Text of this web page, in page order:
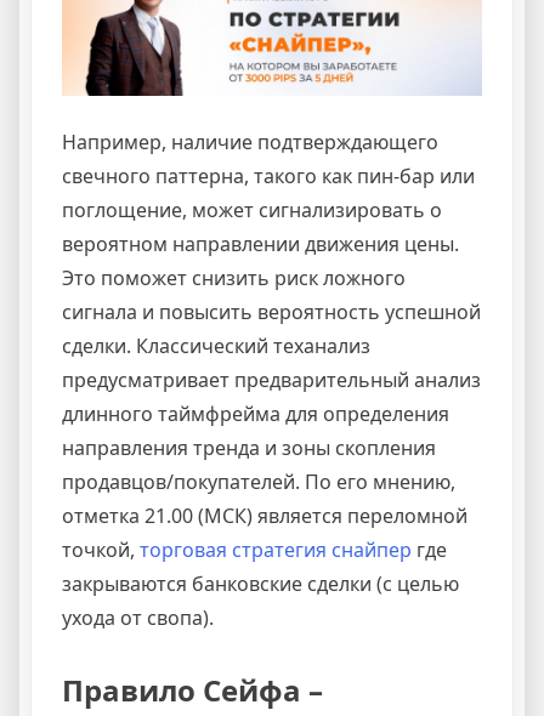
Например, наличие подтверждающего
свечного паттерна, такого как пин-бар или
поглощение, может сигнализировать о
вероятном направлении движения цены.
Это поможет снизить риск ложного
сигнала и повысить вероятность успешной
сделки. Классический теханализ
предусматривает предварительный анализ
длинного таймфрейма для определения
направления тренда и зоны скопления
продавцов/покупателей. По его мнению,
отметка 21.00 (МСК) является переломной
точкой, торговая стратегия снайпер где
закрываются банковские сделки (с целью
ухода от свопа).
Правило Сейфа –